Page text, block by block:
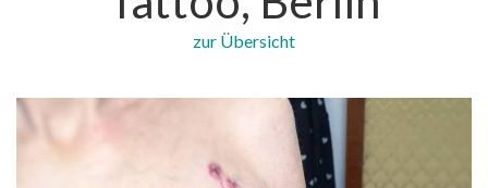
zur Übersicht